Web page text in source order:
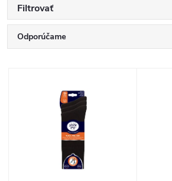
Filtrovať
R
Odporúčame
Najpredávanejšie